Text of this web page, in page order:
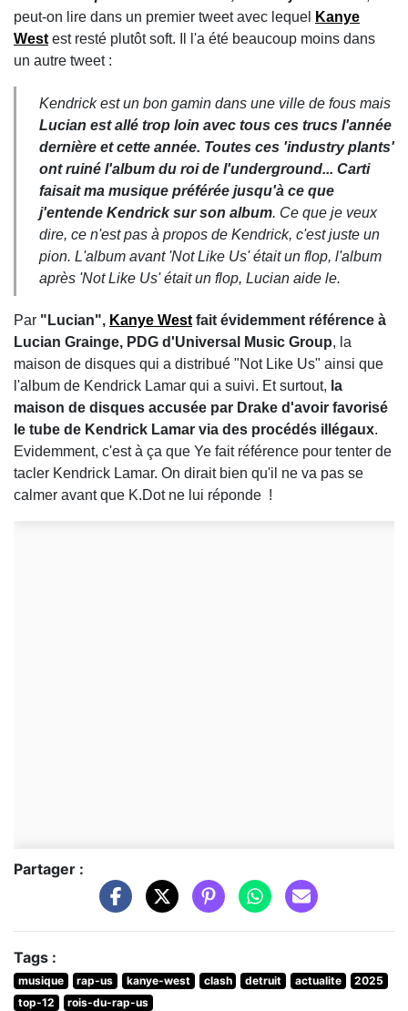
peut-on lire dans un premier tweet avec lequel
Kanye
West est resté plutôt soft. Il l'a été beaucoup moins dans
un autre tweet :
Kendrick est un bon gamin dans une ville de fous mais
Lucian est allé trop loin avec tous ces trucs l'année
dernière et cette année. Toutes ces 'industry plants'
ont ruiné l'album du roi de l'underground... Carti
faisait ma musique préférée jusqu'à ce que
j'entende Kendrick sur son album. Ce que je veux
dire, ce n'est pas à propos de Kendrick, c'est juste un
pion. L'album avant 'Not Like Us' était un flop, l'album
après 'Not Like Us' était un flop, Lucian aide le.
Par "Lucian", Kanye West fait évidemment référence à
Lucian Grainge, PDG d'Universal Music Group, la
maison de disques qui a distribué "Not Like Us" ainsi que
l'album de Kendrick Lamar qui a suivi. Et surtout, la
maison de disques accusée par Drake d'avoir favorisé
le tube de Kendrick Lamar via des procédés illégaux.
Evidemment, c'est à ça que Ye fait référence pour tenter de
tacler Kendrick Lamar. On dirait bien qu'il ne va pas se
calmer avant que K.Dot ne lui réponde !
Partager :
Tags :
musique rap-us kanye-west clash detruit actualite
2025
top-12
rois-du-rap-us